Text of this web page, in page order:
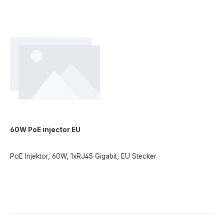
60W PoE injector EU
PoE Injektor, 60W, 1xRJ45 Gigabit, EU Stecker